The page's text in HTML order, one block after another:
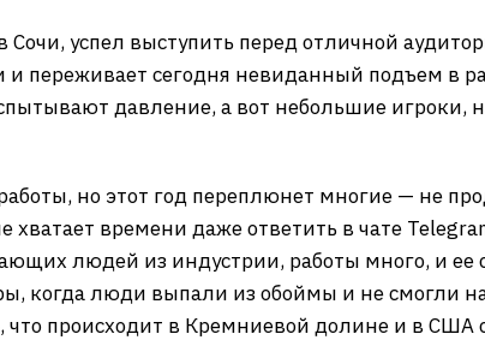
успел выступить перед отличной
и переживает сегодня невиданный подъем в
давление, а вот небольшие игроки,
но этот год переплюнет многие — не
хватает времени даже ответить в чате
людей из индустрии, работы много, и ее
когда люди выпали из обоймы и не смогли
что происходит в Кремниевой долине и в США